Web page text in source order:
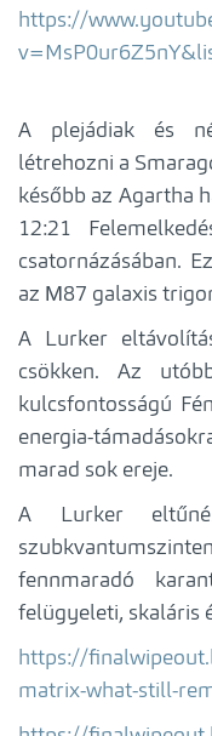
https://
A plejádiak és
létrehozni a
később az Agartha
12:21
csatornázásában.
az М87 galaxis
A Lurker
csökken. Az
kulcsfontosságú
energia-
marad sok ereje.
A Lurker
fennmaradó
felügyeleti, skaláris
https://
matrix-what-still-